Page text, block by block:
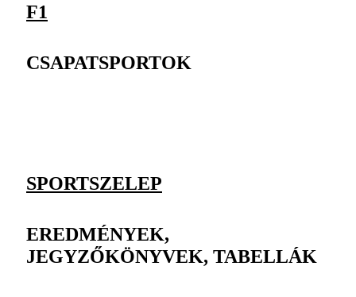
F1
CSAPATSPORTOK
SPORTSZELEP
EREDMÉNYEK,
JEGYZŐKÖNYVEK, TABELLÁK